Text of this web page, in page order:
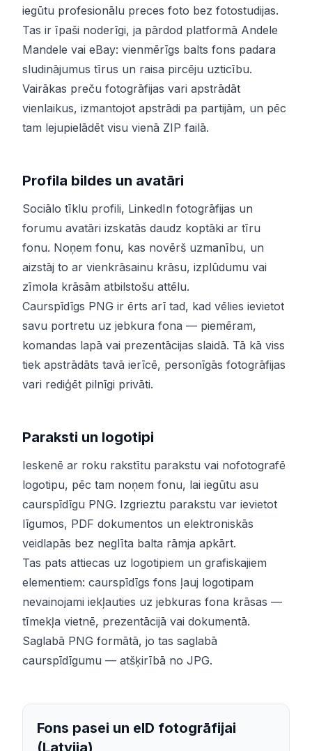
iegūtu profesionālu preces foto bez fotostudijas.
Tas ir īpaši noderīgi, ja pārdod platformā Andele
Mandele vai eBay: vienmērīgs balts fons padara
sludinājumus tīrus un raisa pircēju uzticību.
Vairākas preču fotogrāfijas vari apstrādāt
vienlaikus, izmantojot apstrādi pa partijām, un pēc
tam lejupielādēt visu vienā ZIP failā.
Profila bildes un avatāri
Sociālo tīklu profili, LinkedIn fotogrāfijas un
forumu avatāri izskatās daudz koptāki ar tīru
fonu. Noņem fonu, kas novērš uzmanību, un
aizstāj to ar vienkrāsainu krāsu, izplūdumu vai
zīmola krāsām atbilstošu attēlu.
Caurspīdīgs PNG ir ērts arī tad, kad vēlies ievietot
savu portretu uz jebkura fona — piemēram,
komandas lapā vai prezentācijas slaidā. Tā kā viss
tiek apstrādāts tavā ierīcē, personīgās fotogrāfijas
vari rediģēt pilnīgi privāti.
Paraksti un logotipi
Ieskenē ar roku rakstītu parakstu vai nofotografē
logotipu, pēc tam noņem fonu, lai iegūtu asu
caurspīdīgu PNG. Izgrieztu parakstu var ievietot
līgumos, PDF dokumentos un elektroniskās
veidlapās bez neglīta balta rāmja apkārt.
Tas pats attiecas uz logotipiem un grafiskajiem
elementiem: caurspīdīgs fons ļauj logotipam
nevainojami iekļauties uz jebkuras fona krāsas —
tīmekļa vietnē, prezentācijā vai dokumentā.
Saglabā PNG formātā, jo tas saglabā
caurspīdīgumu — atšķirībā no JPG.
Fons pasei un eID fotogrāfijai
(Latvija)